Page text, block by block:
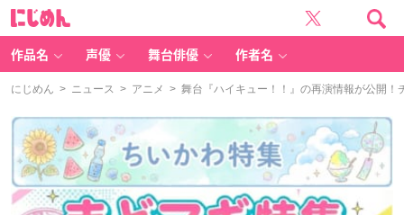
作品名 声優 舞台俳優 作者名
にじめん > ニュース > アニメ > 舞台『ハイキュー！！』の再演情報が公開！